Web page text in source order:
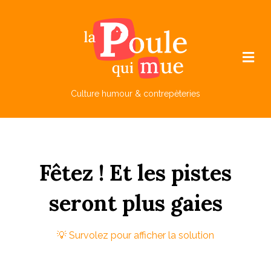
Culture humour & contrepèteries
M
e
Fêtez ! Etles pistes
seront plus gaies